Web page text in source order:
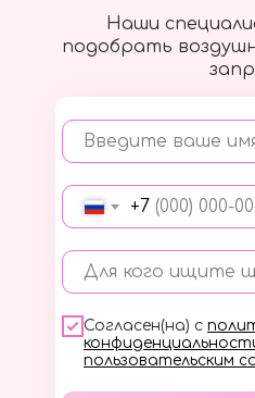
Наши
подобрать
Введите ваше
+7
Для кого ищите
Согласен(на) с
пользовательским